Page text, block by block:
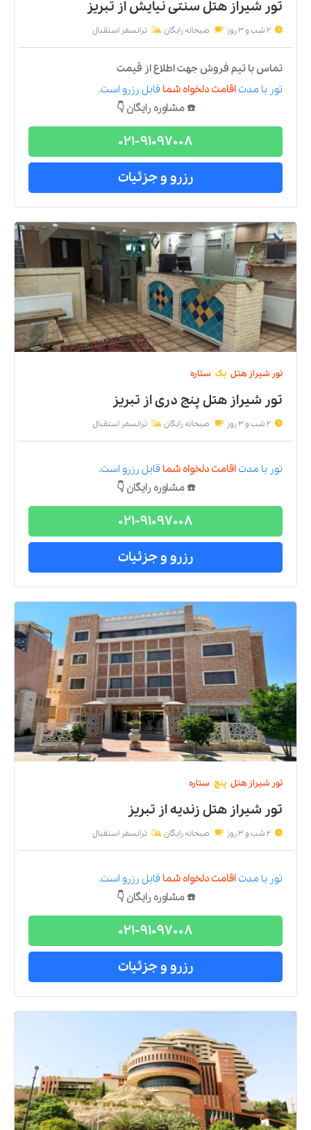
تور شیراز هتل سنتی نیایشاز تبریز
2 شب و 3 روز صبحانه رایگان ترانسفر استقبال
تماس با تیم فروش جهت اطلاع از قیمت
تور با مدتاقامت دلخواه شما قابل رزرو است.
☎️ مشاوره رایگان 👇
021-91097008
رزرو و جزئیات
تور شیراز هتل یک ستاره
تور شیراز هتل پنج دریاز تبریز
2 شب و 3 روز صبحانه رایگان ترانسفر استقبال
تور با مدتاقامت دلخواه شما قابل رزرو است.
☎️ مشاوره رایگان 👇
021-91097008
رزرو و جزئیات
تور شیراز هتل پنج ستاره
تور شیراز هتل زندیهاز تبریز
2 شب و 3 روز صبحانه رایگان ترانسفر استقبال
تور با مدتاقامت دلخواه شما قابل رزرو است.
☎️ مشاوره رایگان 👇
021-91097008
رزرو و جزئیات